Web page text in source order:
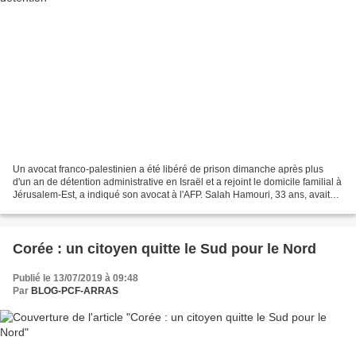
Un avocat franco-palestinien a été libéré de prison dimanche après plus
d'un an de détention administrative en Israël et a rejoint le domicile familial à
Jérusalem-Est, a indiqué son avocat à l'AFP. Salah Hamouri, 33 ans, avait
Corée : un citoyen quitte le Sud pour le Nord
Publié le 13/07/2019 à 09:48
Par BLOG-PCF-ARRAS